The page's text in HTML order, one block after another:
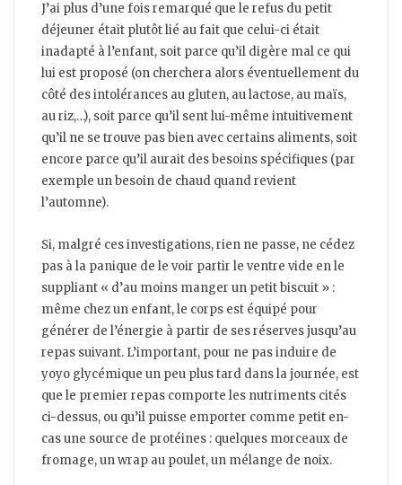
J’ai plus d’une fois remarqué que le refus du petit
déjeuner était plutôt lié au fait que celui-ci était
inadapté à l’enfant, soit parce qu’il digère mal ce qui
lui est proposé (on cherchera alors éventuellement du
côté des intolérances au gluten, au lactose, au maïs,
au riz,…), soit parce qu’il sent lui-même intuitivement
qu’il ne se trouve pas bien avec certains aliments, soit
encore parce qu’il aurait des besoins spécifiques (par
exemple un besoin de chaud quand revient
l’automne).
Si, malgré ces investigations, rien ne passe, ne cédez
pas à la panique de le voir partir le ventre vide en le
suppliant « d’au moins manger un petit biscuit » :
même chez un enfant, le corps est équipé pour
générer de l’énergie à partir de ses réserves jusqu’au
repas suivant. L’important, pour ne pas induire de
yoyo glycémique un peu plus tard dans la journée, est
que le premier repas comporte les nutriments cités
ci-dessus, ou qu’il puisse emporter comme petit en-
cas une source de protéines : quelques morceaux de
fromage, un wrap au poulet, un mélange de noix.